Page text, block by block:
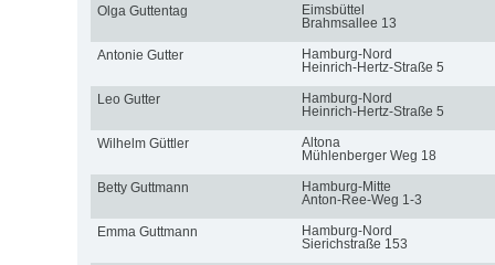
Olga Guttentag
Eimsbüttel
Brahmsallee 13
Antonie Gutter
Hamburg-Nord
Heinrich-Hertz-Straße 5
Leo Gutter
Hamburg-Nord
Heinrich-Hertz-Straße 5
Wilhelm Güttler
Altona
Mühlenberger Weg 18
Betty Guttmann
Hamburg-Mitte
Anton-Ree-Weg 1-3
Emma Guttmann
Hamburg-Nord
Sierichstraße 153